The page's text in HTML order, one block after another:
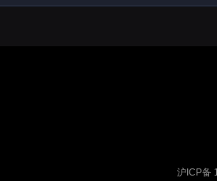
沪ICP备